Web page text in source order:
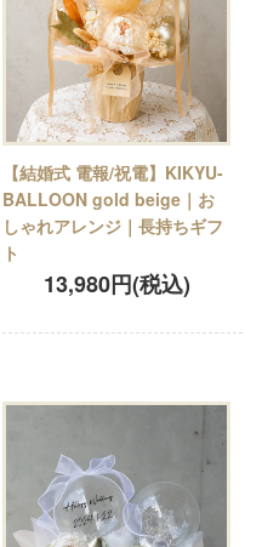
【結婚式 電報/祝電】KIKYU-
BALLOON gold beige｜お
しゃれアレンジ｜長持ちギフ
ト
13,980円(税込)